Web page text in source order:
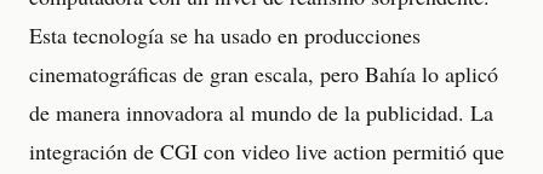
Esta tecnología se ha usado en producciones
cinematográficas de gran escala, pero Bahía lo aplicó
de manera innovadora al mundo de la publicidad. La
integración de CGI con video live action permitió que